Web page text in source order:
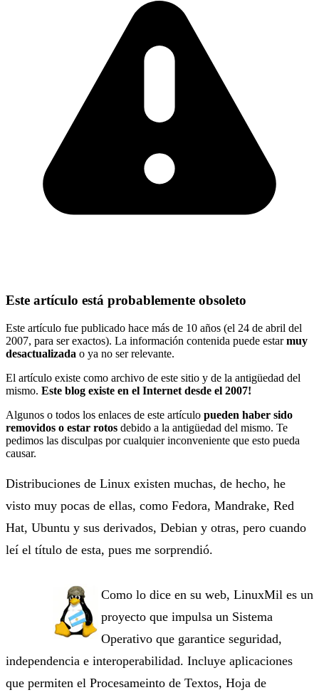
Este artículo está probablemente obsoleto
Este artículo fue publicado hace más de 10 años (el 24 de abril del
2007, para ser exactos). La información contenida puede estarmuy
desactualizada o ya no ser relevante.
El artículo existe como archivo de este sitio y de la antigüedad del
mismo. Este blog existe en el Internet desde el 2007!
Algunos o todos los enlaces de este artículo pueden haber sido
removidos o estar rotos debido a la antigüedad del mismo. Te
pedimos las disculpas por cualquier inconveniente que esto pueda
causar.
Distribuciones de Linux existen muchas, de hecho, he
visto muy pocas de ellas, como Fedora, Mandrake, Red
Hat, Ubuntu y sus derivados, Debian y otras, pero cuando
leí el título de esta, pues me sorprendió.
Como lo dice en su web, LinuxMil es un
proyecto que impulsa un Sistema
Operativo que garantice seguridad,
independencia e interoperabilidad. Incluye aplicaciones
que permiten el Procesameinto de Textos, Hoja de